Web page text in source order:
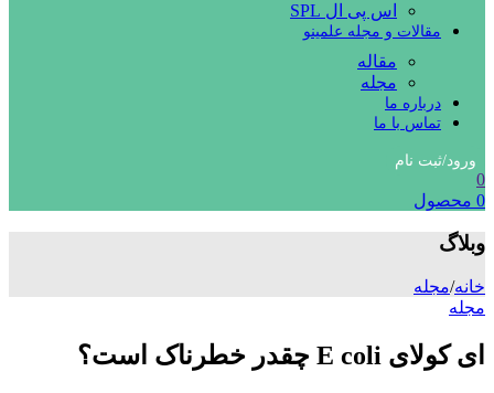
اس پی ال SPL
مقالات و مجله علمینو
مقاله
مجله
درباره ما
تماس با ما
ورود/ثبت نام
0
0 محصول
وبلاگ
خانه/مجله
مجله
ای کولای E coli چقدر خطرناک است؟